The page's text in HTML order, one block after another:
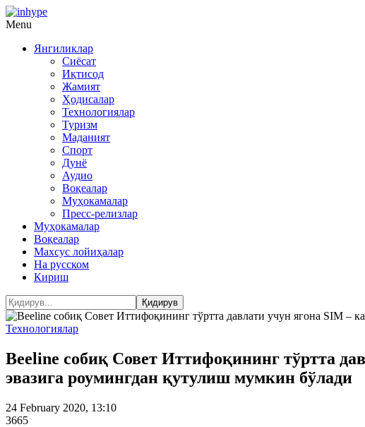
Menu
Янгиликлар
Сиёсат
Иқтисод
Жамият
Ҳодисалар
Технологиялар
Туризм
Маданият
Спорт
Дунё
Аудио
Воқеалар
Муҳокамалар
Пресс-релизлар
Муҳокамалар
Воқеалар
Махсус лойиҳалар
На русском
Кириш
Технологиялар
Beeline собиқ Совет Иттифоқининг тўртта
эвазига роумингдан қутулиш мумкин бўлади
24 February 2020, 13:10
3665